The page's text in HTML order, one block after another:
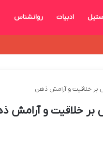
ادبیات روانشناس
بر خلاقیت و آرامش ذهن
بر خلاقیت و آرامش